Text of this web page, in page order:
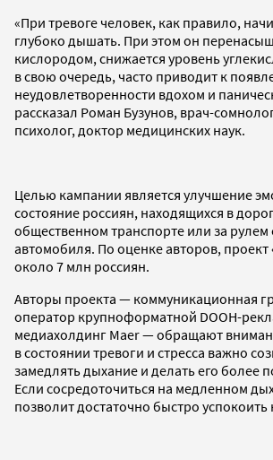
«При тревоге человек, как правило,
глубоко дышать. При этом он
кислородом, снижается уровень
в свою очередь, часто приводит к
неудовлетворенности вдохом и
рассказал Роман Бузунов, врач-
психолог, доктор медицинских наук.
Целью кампании является улучшение
состояние россиян, находящихся в
общественном транспорте или за рулем
автомобиля. По оценке авторов,
около 7 млн россиян.
Авторы проекта — коммуникационная
оператор крупноформатной DOOH-
медиахолдинг Maer — обращают
в состоянии тревоги и стресса важно
замедлять дыхание и делать его более
Если сосредоточиться на медленном
позволит достаточно быстро успокоить